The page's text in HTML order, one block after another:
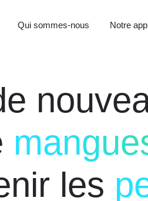
Qui sommes-nous Notre
les